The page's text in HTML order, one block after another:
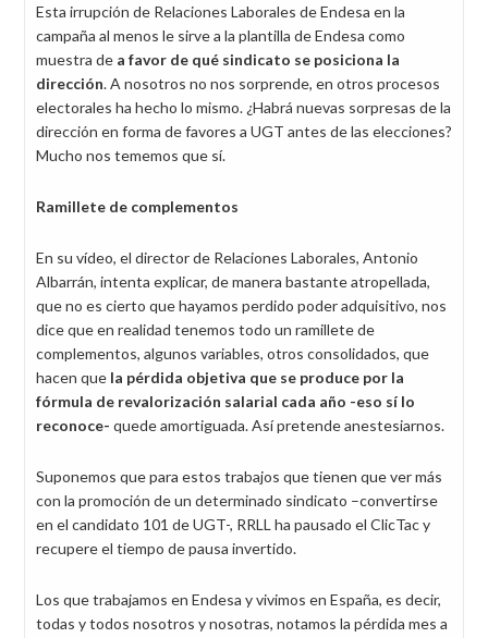
Esta irrupción de Relaciones Laborales de Endesa en la
campaña al menos le sirve a la plantilla de Endesa como
muestra de a favor de qué sindicato se posiciona la
dirección. A nosotros no nos sorprende, en otros procesos
electorales ha hecho lo mismo. ¿Habrá nuevas sorpresas de la
dirección en forma de favores a UGT antes de las elecciones?
Mucho nos tememos que sí.
Ramillete de complementos
En su vídeo, el director de Relaciones Laborales, Antonio
Albarrán, intenta explicar, de manera bastante atropellada,
que no es cierto que hayamos perdido poder adquisitivo, nos
dice que en realidad tenemos todo un ramillete de
complementos, algunos variables, otros consolidados, que
hacen que la pérdida objetiva que se produce por la
fórmula de revalorización salarial cada año -eso sí lo
reconoce- quede amortiguada. Así pretende anestesiarnos.
Suponemos que para estos trabajos que tienen que ver más
con la promoción de un determinado sindicato –convertirse
en el candidato 101 de UGT-, RRLL ha pausado el ClicTac y
recupere el tiempo de pausa invertido.
Los que trabajamos en Endesa y vivimos en España, es decir,
todas y todos nosotros y nosotras, notamos la pérdida mes a